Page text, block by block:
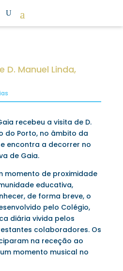
D. Manuel Linda,
recebeu a visita de D.
do Porto, no âmbito da
encontra a decorrer no
de Gaia.
momento de proximidade
educativa,
de forma breve, o
pelo Colégio,
diária vivida pelos
colaboradores. Os
na receção ao
momento musical no